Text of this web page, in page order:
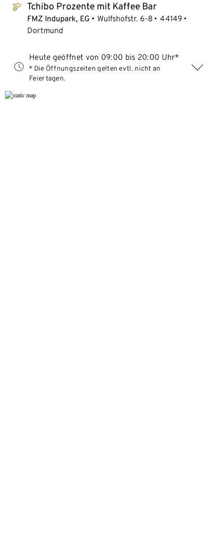
tchibo_logo Tchibo Prozente mit Kaffee Bar
FMZ Indupark, EG Wulfshofstr. 6-8
44149
Dortmund
Heute geöffnet von 09:00 bis 20:00 Uhr*
* Die Öffnungszeiten gelten evtl. nicht an
Feiertagen.